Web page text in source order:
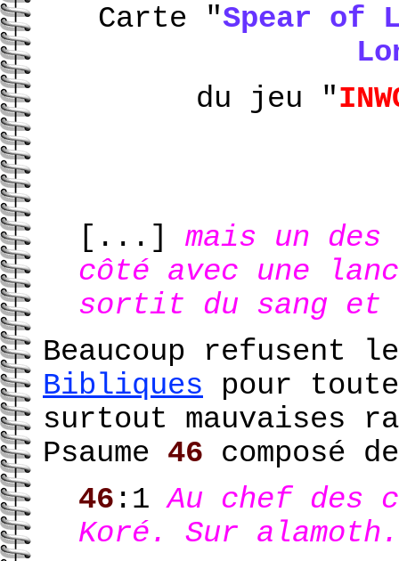
Carte "Spear of
du jeu "
[...]
mais un
côté avec une
sortit du sang et
Beaucoup refusent
Bibliques pour
surtout mauvaises
Psaume 46 composé
46 :1Au chef des
Koré. Sur